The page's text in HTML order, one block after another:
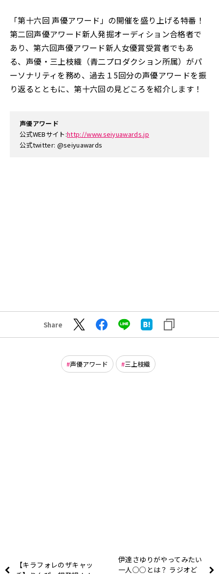
「第十六回 声優アワード」の開催を盛り上げる特番！
第二回声優アワード新人発掘オーディション合格者で
あり、第六回声優アワード新人女優賞受賞者でもあ
る、声優・三上枝織（青二プロダクション所属）がパ
ーソナリティを務め、過去１5回分の声優アワードを振
り返るとともに、第十六回の見どころを紹介します！
声優アワード
公式WEBサイト:http://www.seiyuawards.jp
公式twitter: @seiyuawards
Share
声優アワード 三上枝織
【キラフォレのザキャッ
伊達さゆりがやってみたい
一人○○とは？ ラジオど